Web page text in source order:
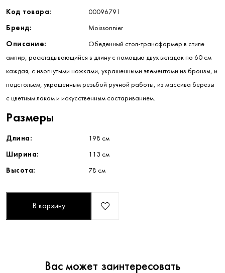
Код товара: 00096791
Бренд: Moissonnier
Описание: Обеденный стол-трансформер в стиле
ампир, раскладывающийся в длину с помощью двух вкладок по 60 см
каждая, с изогнутыми ножками, украшенными элементами из бронзы, и
подстольем, украшенным резьбой ручной работы, из массива берёзы
с цветным лаком и искусственным состариванием.
Размеры
Длина: 198 см
Ширина: 113 см
Высота: 78 см
В корзину
Вас может заинтересовать